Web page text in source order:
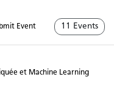
Event 11 Events
et Machine Learning